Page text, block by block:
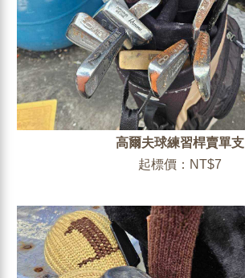
高爾夫球練習桿賣單支
起標價：NT$7